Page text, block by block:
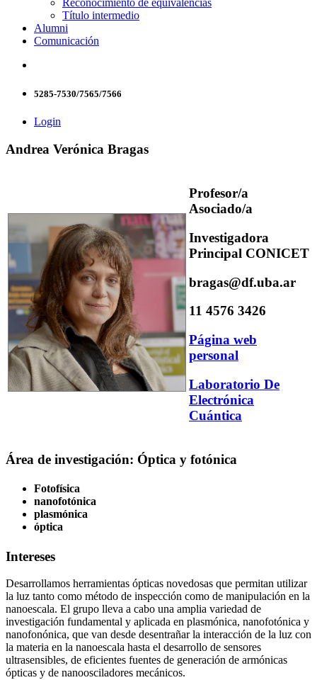
Título intermedio
Alumni
Comunicación
5285-7530/7565/7566
Login
Andrea Verónica Bragas
Profesor/a
Asociado/a
Investigadora
Principal CONICET
bragas@df.uba.ar
11 4576 3426
Página web
personal
Laboratorio De
Electrónica
Cuántica
Área de investigación: Óptica y fotónica
Fotofísica
nanofotónica
plasmónica
óptica
Intereses
Desarrollamos herramientas ópticas novedosas que permitan utilizar
la luz tanto como método de inspección como de manipulación en la
nanoescala. El grupo lleva a cabo una amplia variedad de
investigación fundamental y aplicada en plasmónica, nanofotónica y
nanofonónica, que van desde desentrañar la interacción de la luz con
la materia en la nanoescala hasta el desarrollo de sensores
ultrasensibles, de eficientes fuentes de generación de armónicas
ópticas y de nanoosciladores mecánicos.